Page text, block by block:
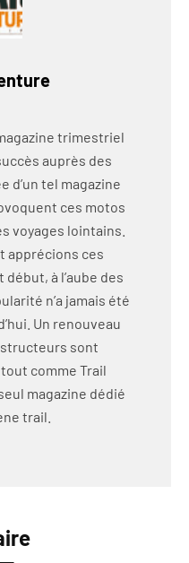
trimestriel
auprès des
d’un tel magazine
ces motos
voyages lointains.
apprécions ces
à l’aube des
n’a jamais été
Un renouveau
sont
comme Trail
magazine dédié
trail.